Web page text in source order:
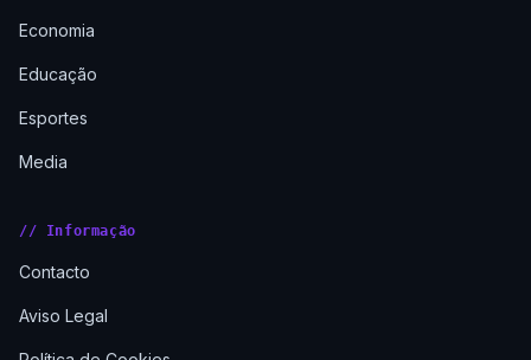
Economia
Educação
Esportes
Media
// Informação
Contacto
Aviso Legal